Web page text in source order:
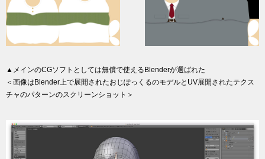
▲メインのCGソフトとしては無償で使えるBlenderが選ばれた
＜画像はBlender上で展開されたおじぽっくるのモデルとUV展開されたテクス
チャのパターンのスクリーンショット＞